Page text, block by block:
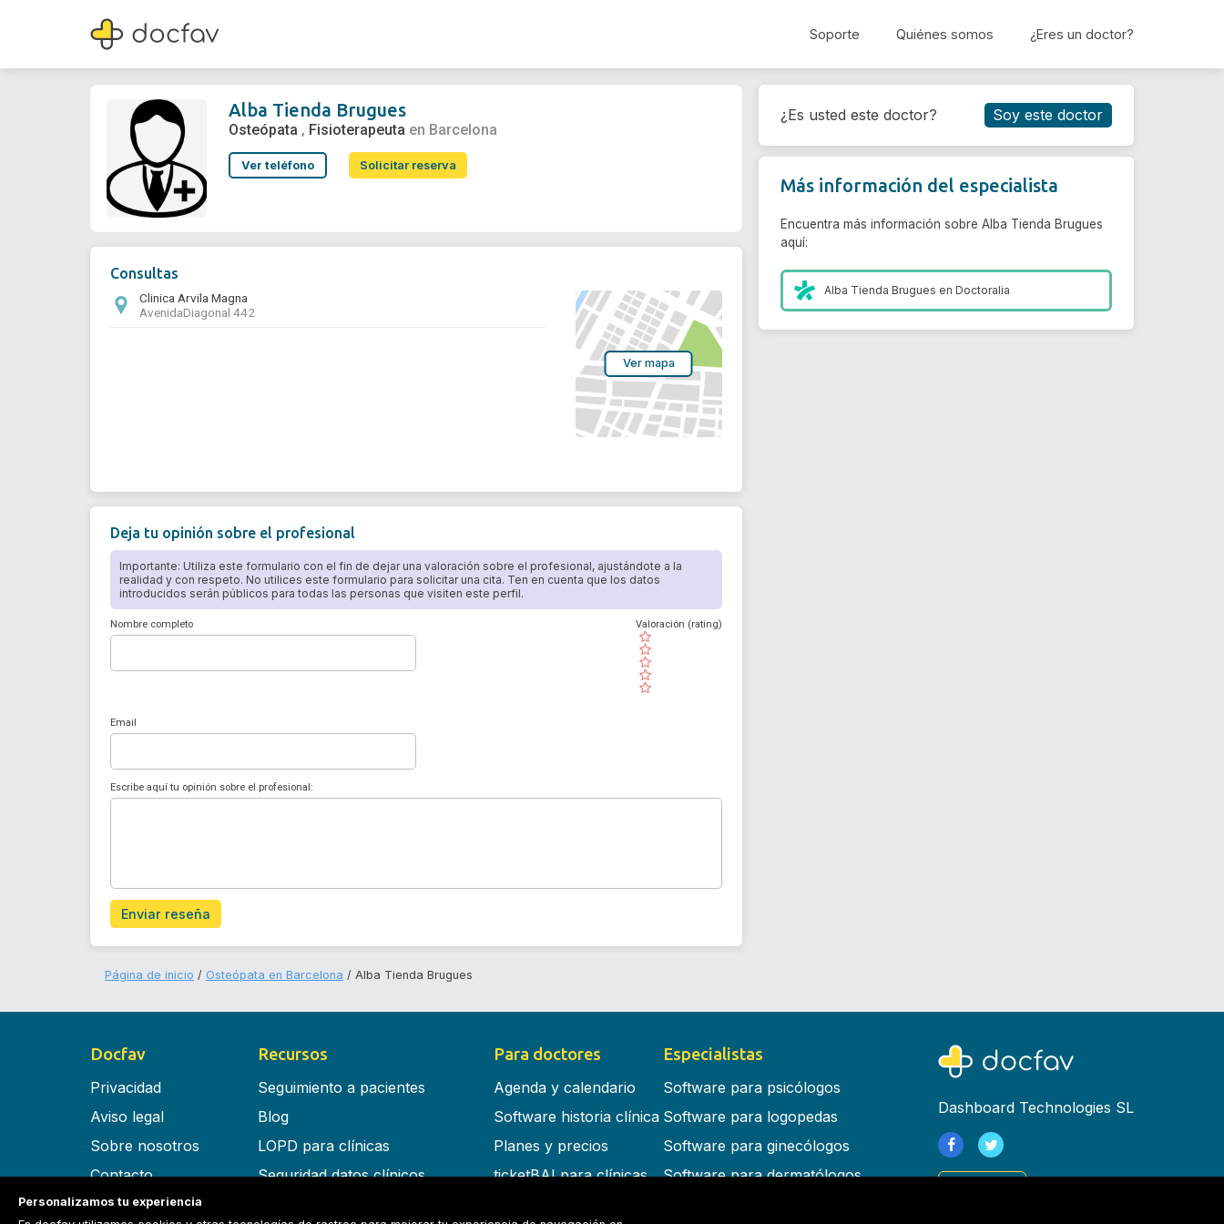
Soporte Quiénes somos ¿Eres un doctor?
Alba Tienda Brugues
Osteópata,Fisioterapeuta
Reservar cita
Alba Tienda Brugues
Osteópata , Fisioterapeuta en Barcelona
Ver teléfono Solicitar reserva
Consultas
Clinica Arvila Magna
AvenidaDiagonal 442
Ver mapa
Deja tu opinión sobre el profesional
Importante: Utiliza este formulario con el fin de dejar una valoración sobre el profesional, ajustándote a la
realidad y con respeto. No utilices este formulario para solicitar una cita. Ten en cuenta que los datos
introducidos serán públicos para todas las personas que visiten este perfil.
Nombre completo
( )
( )
( )
( )
( )
Valoración (rating)
Email
Escribe aquí tu opinión sobre el profesional:
Enviar reseña
¿Es usted este doctor? Soy este doctor
Más información del especialista
Encuentra más información sobre Alba Tienda Brugues
aquí:
Alba Tienda Brugues enDoctoralia
Página de inicio Osteópata en Barcelona Alba Tienda Brugues
Docfav
Privacidad
Aviso legal
Sobre nosotros
Contacto
Términos y condiciones
Recursos
Seguimiento a pacientes
Blog
LOPD para clínicas
Seguridad datos clínicos
Para doctores
Agenda y calendario
Software historia clínica
Planes y precios
ticketBAI para clínicas
Especialistas
Software para psicólogos
Software para logopedas
Software para ginecólogos
Software para dermatólogos
Dashboard Technologies SL
Personalizamos tu experiencia